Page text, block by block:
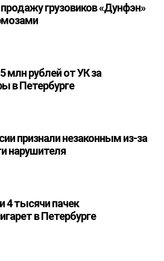
грузовиков «Дунфэн»
млн рублей от УК за
в Петербурге
признали незаконным из-за
нарушителя
4 тысячи пачек
в Петербурге